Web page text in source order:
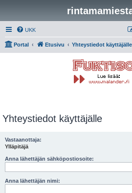
UKK
Portal Etusivu Yhteystiedot käyttäjälle
Yhteystiedot käyttäjälle
Vastaanottaja:
Ylläpitäjä
Anna lähettäjän sähköpostiosoite:
Anna lähettäjän nimi: